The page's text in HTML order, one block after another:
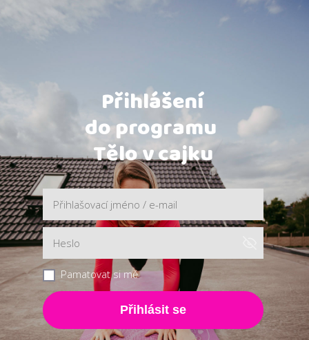
Přihlášení
do programu
Tělo v cajku
Pamatovat si mě
Přihlásit se